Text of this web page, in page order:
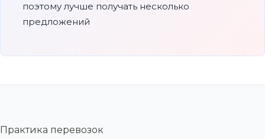
поэтому лучше получать несколько
предложений
Практика перевозок